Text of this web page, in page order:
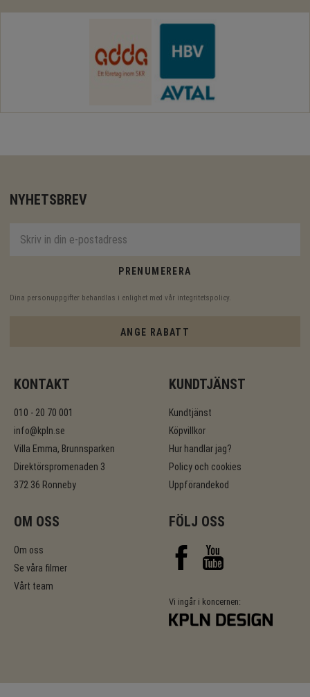
NYHETSBREV
PRENUMERERA
Dina personuppgifter behandlas i enlighet med vår integritetspolicy
ANGE RABATT
KONTAKT
010 - 20 70 001
info@kpln.se
Villa Emma, Brunnsparken
Direktörspromenaden 3
372 36 Ronneby
KUNDTJÄNST
Kundtjänst
Köpvillkor
Hur handlar jag?
Policy och cookies
Uppförandekod
OM OSS
Om oss
Se våra filmer
Vårt team
FÖLJ OSS
Vi ingår i koncernen: